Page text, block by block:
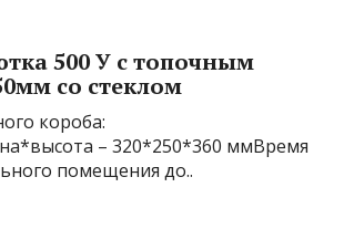
500 У с топочным
со стеклом
короба:
– 320*250*360 ммВремя
помещения до..